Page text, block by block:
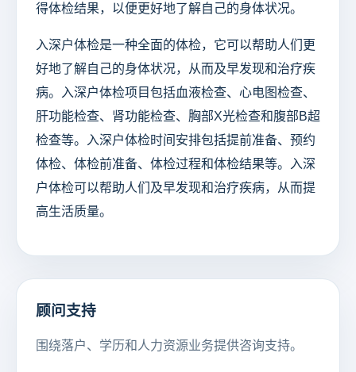
得体检结果，以便更好地了解自己的身体状况。
入深户体检是一种全面的体检，它可以帮助人们更
好地了解自己的身体状况，从而及早发现和治疗疾
病。入深户体检项目包括血液检查、心电图检查、
肝功能检查、肾功能检查、胸部X光检查和腹部B超
检查等。入深户体检时间安排包括提前准备、预约
体检、体检前准备、体检过程和体检结果等。入深
户体检可以帮助人们及早发现和治疗疾病，从而提
高生活质量。
顾问支持
围绕落户、学历和人力资源业务提供咨询支持。